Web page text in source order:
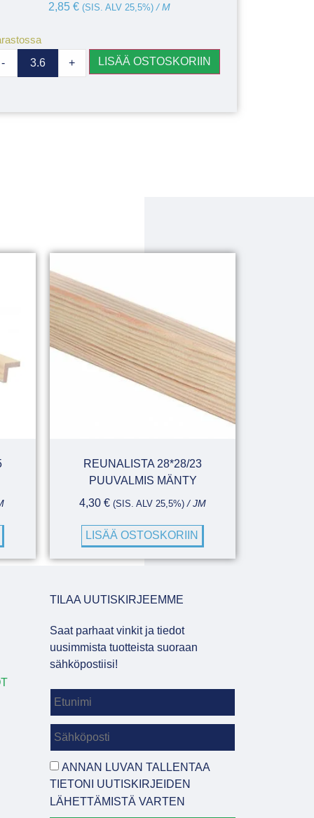
2,85 € (SIS. ALV 25,5%)/ M
- + LISÄÄ OSTOSKORIIN
REUNALISTA 28*28/23
PUUVALMIS MÄNTY
4,30 € (SIS. ALV 25,5%) / JM
LISÄÄ OSTOSKORIIN
TILAA UUTISKIRJEEMME
Saat parhaat vinkit ja tiedot
uusimmista tuotteista suoraan
sähköpostiisi!
ANNAN LUVAN TALLENTAA
TIETONI UUTISKIRJEIDEN
LÄHETTÄMISTÄ VARTEN